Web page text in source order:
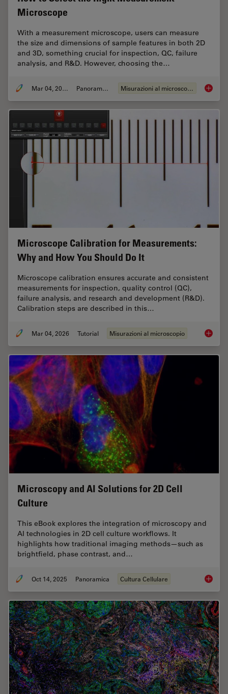
Microscope
With a measurement microscope, users can measure
the size and dimensions of sample features in both 2D
and 3D, something crucial for inspection, QC, failure
analysis, and R&D. However, choosing the…
Mar 04, 2026 Panoramica Misurazioni al microscopio How to
Microscope Calibration for Measurements:
Why and How You Should Do It
Microscope calibration ensures accurate and consistent
measurements for inspection, quality control (QC),
failure analysis, and research and development (R&D).
Calibration steps are described in this…
Mar 04, 2026 Tutorial Misurazioni al microscopio
Microscopy and AI Solutions for 2D Cell
Culture
This eBook explores the integration of microscopy and
AI technologies in 2D cell culture workflows. It
highlights how traditional imaging methods—such as
brightfield, phase contrast, and…
Oct 14, 2025 Panoramica Cultura Cellulare